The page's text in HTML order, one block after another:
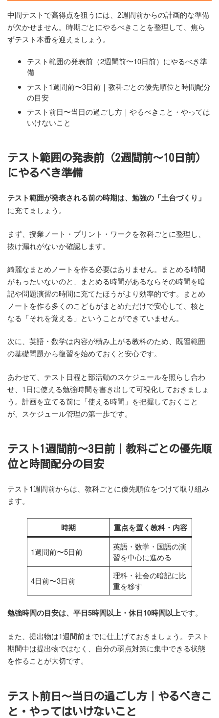
中間テストで高得点を狙うには、2週間前からの計画的な準備
が欠かせません。時期ごとにやるべきことを整理して、焦ら
ずテスト本番を迎えましょう。
テスト範囲の発表前（2週間前〜10日前）にやるべき準
備
テスト1週間前〜3日前｜教科ごとの優先順位と時間配分
の目安
テスト前日〜当日の過ごし方｜やるべきこと・やっては
いけないこと
テスト範囲の発表前（2週間前〜10日前）
にやるべき準備
テスト範囲が発表される前の時期は、勉強の「土台づくり」
に充てましょう。
まず、授業ノート・プリント・ワークを教科ごとに整理し、
抜け漏れがないか確認します。
綺麗なまとめノートを作る必要はありません。まとめる時間
がもったいないのと、まとめる時間があるならその時間を暗
記や問題演習の時間に充てたほうがより効率的です。まとめ
ノートを作る多くのこどもがまとめただけで安心して、核と
なる「それを覚える」ということができていません。
次に、英語・数学は内容が積み上がる教科のため、既習範囲
の基礎問題から復習を始めておくと安心です。
あわせて、テスト日程と部活動のスケジュールを照らし合わ
せ、1日に使える勉強時間を書き出して可視化しておきましょ
う。計画を立てる前に「使える時間」を把握しておくこと
が、スケジュール管理の第一歩です。
テスト1週間前〜3日前｜教科ごとの優先順
位と時間配分の目安
テスト1週間前からは、教科ごとに優先順位をつけて取り組み
ます。
時期 重点を置く教科・内容
1週間前〜5日前
英語・数学・国語の演
習を中心に進める
4日前〜3日前
理科・社会の暗記に比
重を移す
勉強時間の目安は、平日5時間以上・休日10時間以上です。
また、提出物は1週間前までに仕上げておきましょう。テスト
期間中は提出物ではなく、自分の弱点対策に集中できる状態
を作ることが大切です。
テスト前日〜当日の過ごし方｜やるべきこ
と・やってはいけないこと